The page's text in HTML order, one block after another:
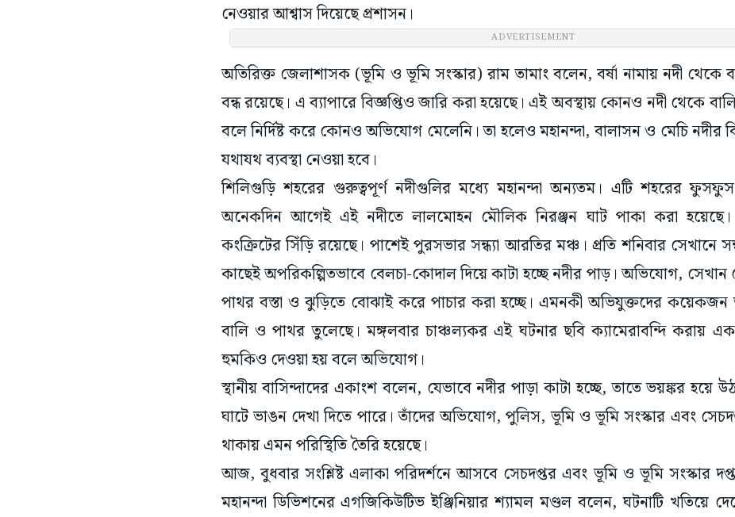
নেওয়ার আশ্বাস দিয়েছে প্রশাসন।
ADVERTISEMENT
অতিরিক্ত জেলাশাসক (ভূমি ও ভূমি সংস্কার) রাম তামাং বলেন, বর্ষা নামায় নদী থেকে
বন্ধ রয়েছে। এ ব্যাপারে বিজ্ঞপ্তিও জারি করা হয়েছে। এই অবস্থায় কোনও নদী থেকে
বলে নির্দিষ্ট করে কোনও অভিযোগ মেলেনি। তা হলেও মহানন্দা, বালাসন ও মেচি নদীর
যথাযথ ব্যবস্থা নেওয়া হবে।
শিলিগুড়ি শহরের গুরুত্বপূর্ণ নদীগুলির মধ্যে মহানন্দা অন্যতম। এটি শহরের ফুসফুস
অনেকদিন আগেই এই নদীতে লালমোহন মৌলিক নিরঞ্জন ঘাট পাকা করা হয়েছে।
কংক্রিটের সিঁড়ি রয়েছে। পাশেই পুরসভার সন্ধ্যা আরতির মঞ্চ। প্রতি শনিবার সেখানে
কাছেই অপরিকল্পিতভাবে বেলচা-কোদাল দিয়ে কাটা হচ্ছে নদীর পাড়। অভিযোগ, সেখান
পাথর বস্তা ও ঝুড়িতে বোঝাই করে পাচার করা হচ্ছে। এমনকী অভিযুক্তদের কয়েকজন
বালি ও পাথর তুলেছে। মঙ্গলবার চাঞ্চল্যকর এই ঘটনার ছবি ক্যামেরাবন্দি করায় এক
হুমকিও দেওয়া হয় বলে অভিযোগ।
স্থানীয় বাসিন্দাদের একাংশ বলেন, যেভাবে নদীর পাড়া কাটা হচ্ছে, তাতে ভয়ঙ্কর হয়ে
ঘাটে ভাঙন দেখা দিতে পারে। তাঁদের অভিযোগ, পুলিস, ভূমি ও ভূমি সংস্কার এবং
থাকায় এমন পরিস্থিতি তৈরি হয়েছে।
আজ, বুধবার সংশ্লিষ্ট এলাকা পরিদর্শনে আসবে সেচদপ্তর এবং ভূমি ও ভূমি সংস্কার
মহানন্দা ডিভিশনের এগজিকিউটিভ ইঞ্জিনিয়ার শ্যামল মণ্ডল বলেন, ঘটনাটি খতিয়ে